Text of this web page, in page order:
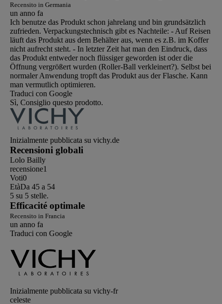
Recensito in Germania
un anno fa
Ich benutze das Produkt schon jahrelang und bin grundsätzlich
zufrieden. Verpackungstechnisch gibt es Nachteile: - Auf Reisen
läuft das Produkt aus dem Behälter aus, wenn es z.B. im Koffer
nicht aufrecht steht. - In letzter Zeit hat man den Eindruck, dass
das Produkt entweder noch flüssiger geworden ist oder die
Öffnung vergrößert wurden (Roller-Ball verkleinert?). Selbst bei
normaler Anwendung tropft das Produkt aus der Flasche. Kann
man vermutlich optimieren.
Traduci con Google
Sì, Consiglio questo prodotto.
Inizialmente pubblicata su vichy.de
Recensioni globali
Lolo Bailly
recensione1
Voti0
EtàDa 45 a 54
5 su 5 stelle.
Efficacité optimale
Recensito in Francia
un anno fa
Traduci con Google
Inizialmente pubblicata su vichy-fr
celeste